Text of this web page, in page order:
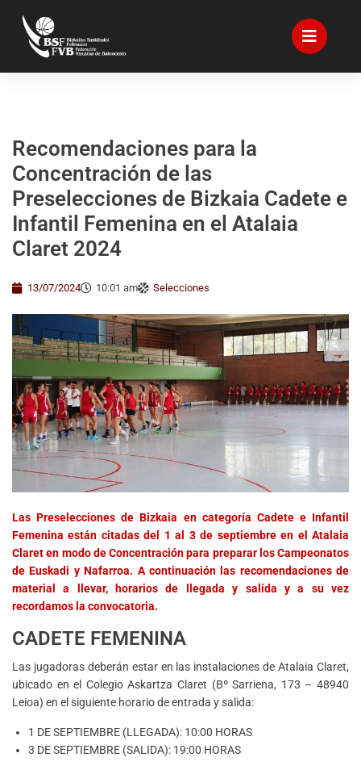
Recomendaciones para la
Concentración de las
Preselecciones de Bizkaia Cadete e
Infantil Femenina en el Atalaia
Claret 2024
13/07/2024 10:01 am Selecciones
Las Preselecciones de Bizkaia en categoría Cadete e Infantil
Femenina están citadas del 1 al 3 de septiembre en el Atalaia
Claret en modo de Concentración para preparar los Campeonatos
de Euskadi y Nafarroa. A continuación las recomendaciones de
material a llevar, horarios de llegada y salida y a su vez
recordamos la convocatoria.
CADETE FEMENINA
Las jugadoras deberán estar en las instalaciones de Atalaia Claret,
ubicado en el Colegio Askartza Claret (Bº Sarriena, 173 – 48940
Leioa) en el siguiente horario de entrada y salida:
1 DE SEPTIEMBRE (LLEGADA): 10:00 HORAS
3 DE SEPTIEMBRE (SALIDA): 19:00 HORAS